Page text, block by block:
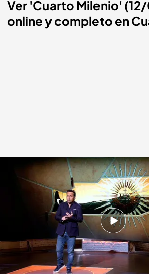
Ver 'Cuarto Milenio'
online y completo en
Carlo Acutis, el niño milagro de Italia
Cuarto Milenio
13 MAR 2023 - 00:13h.
Ya disponible el programa
'Cuarto Milenio' del domingo
La matanza de Betanzos, en